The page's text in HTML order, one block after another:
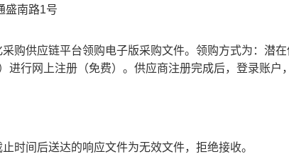
盛南路1号
购供应链平台领购电子版采购文件。领购方式为：潜
进行网上注册（免费）。供应商注册完成后，登录账户
时间后送达的响应文件为无效文件，拒绝接收。